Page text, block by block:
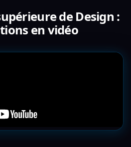
de Design :
en vidéo